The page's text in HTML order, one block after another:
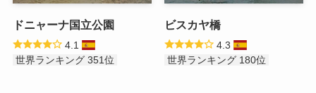
ドニャーナ国立公園
4.1
世界ランキング 351位
ビスカヤ橋
4.3
世界ランキング 180位